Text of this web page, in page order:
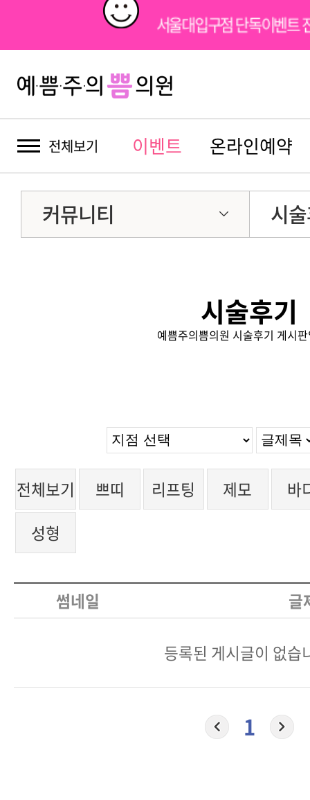
서울대입구점 단독이벤트
전체보기 이벤트 온라인예약
커뮤니티 시
시술후기
예쁨주의쁨의원 시술후기 게시
전체보기 쁘띠 리프팅 제모
바
성형
썸네일 글
등록된 게시글이 없습
1